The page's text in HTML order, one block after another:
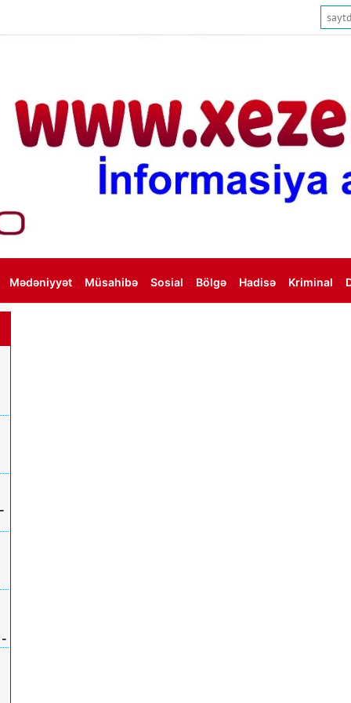
Mədəniyyət Müsahibə Sosial Bölgə Hadisə Kriminal
-